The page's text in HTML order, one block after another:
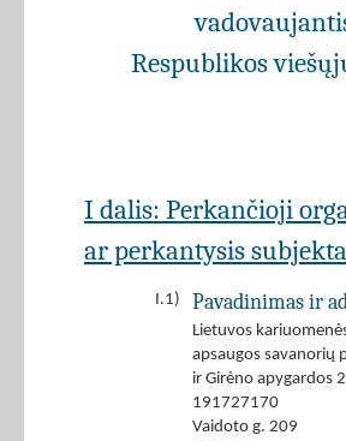
Respublikos
I dalis: Perkančioji
ar perkantysis
I.1) Pavadinimas ir
Lietuvos
apsaugos savanorių
ir Girėno apygardos
191727170
Vaidoto g. 209